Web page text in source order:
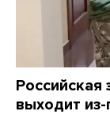
выходит